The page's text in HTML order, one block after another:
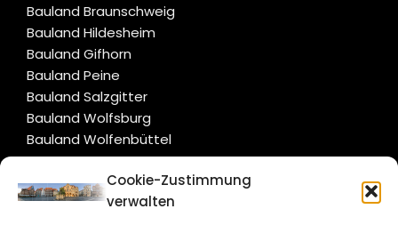
Cookie-Zustimmung
verwalten
Bauland Braunschweig
Bauland Hildesheim
Bauland Gifhorn
Bauland Peine
Bauland Salzgitter
Bauland Wolfsburg
Bauland Wolfenbüttel
CITYLIFE!